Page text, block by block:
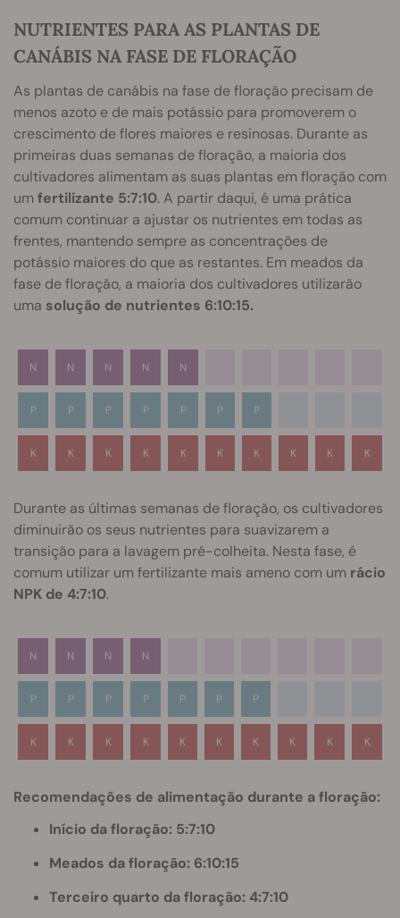
NUTRIENTES PARA AS PLANTAS DE
CANÁBIS NA FASE DE FLORAÇÃO
As plantas de canábis na fase de floração precisam de
menos azoto e de mais potássio para promoverem o
crescimento de flores maiores e resinosas. Durante as
primeiras duas semanas de floração, a maioria dos
cultivadores alimentam as suas plantas em floração com
umfertilizante 5:7:10. A partir daqui, é uma prática
comum continuar a ajustar os nutrientes em todas as
frentes, mantendo sempre as concentrações de
potássio maiores do que as restantes. Em meados da
fase de floração, a maioria dos cultivadores utilizarão
uma solução de nutrientes 6:10:15.
N N N N N
P P P P P P P
K K K K K K K K K K
Durante as últimas semanas de floração, os cultivadores
diminuirão os seus nutrientes para suavizarem a
transição para a lavagem pré-colheita. Nesta fase, é
comum utilizar um fertilizante mais ameno com um rácio
NPK de 4:7:10.
N N N N
P P P P P P P
K K K K K K K K K K
Recomendações de alimentação durante a floração:
Início da floração: 5:7:10
Meados da floração: 6:10:15
Terceiro quarto da floração: 4:7:10